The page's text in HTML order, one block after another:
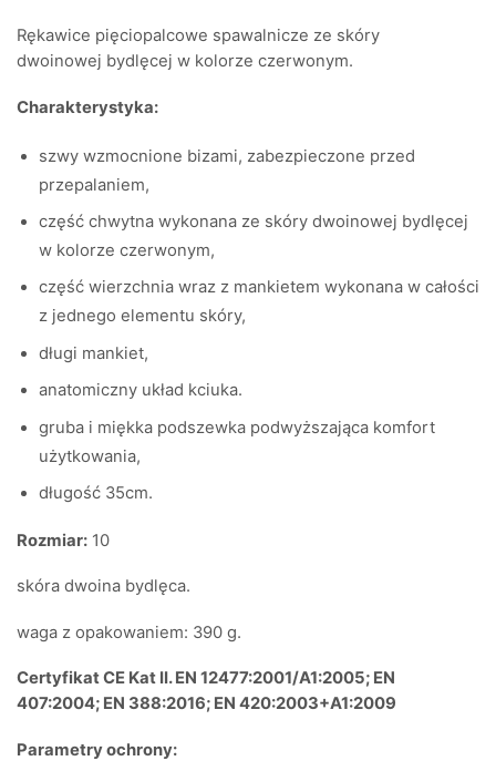
Rękawice pięciopalcowe spawalnicze ze skóry
dwoinowej bydlęcej w kolorze czerwonym.
Charakterystyka:
szwy wzmocnione bizami, zabezpieczone przed
przepalaniem,
część chwytna wykonana ze skóry dwoinowej bydlęcej
w kolorze czerwonym,
część wierzchnia wraz z mankietem wykonana w całości
z jednego elementu skóry,
długi mankiet,
anatomiczny układ kciuka.
gruba i miękka podszewka podwyższająca komfort
użytkowania,
długość 35cm.
Rozmiar: 10
skóra dwoina bydlęca.
waga z opakowaniem: 390 g.
Certyfikat CE Kat II. EN 12477:2001/A1:2005; EN
407:2004; EN 388:2016; EN 420:2003+A1:2009
Parametry ochrony: